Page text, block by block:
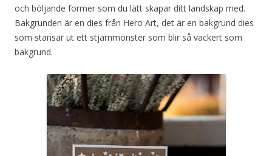
och böljande former som du lätt skapar ditt landskap med.
Bakgrunden är en dies från Hero Art, det är en bakgrund dies
som stansar ut ett stjärnmönster som blir så vackert som
bakgrund.